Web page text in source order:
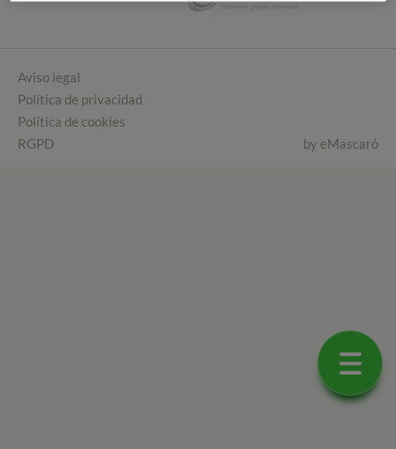
Aviso legal
Política de privacidad
Política de cookies
RGPD
by eMascaró